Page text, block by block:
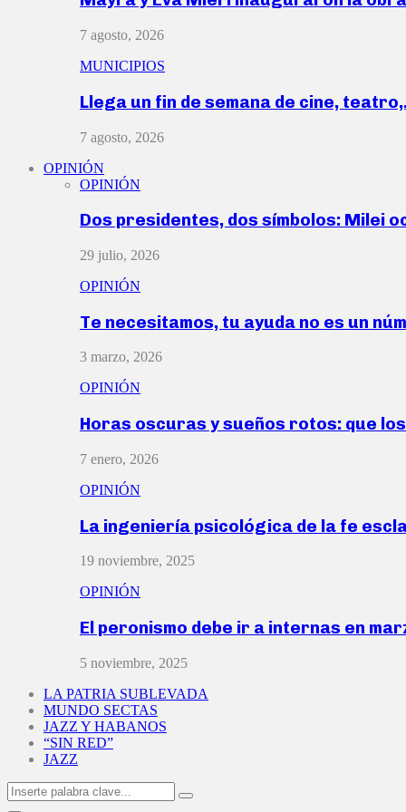
7 agosto, 2026
MUNICIPIOS
Llega un fin de semana de cine,
7 agosto, 2026
OPINIÓN
OPINIÓN
Dos presidentes, dos símbolos: Milei
29 julio, 2026
OPINIÓN
Te necesitamos, tu ayuda no es un
3 marzo, 2026
OPINIÓN
Horas oscuras y sueños rotos: que
7 enero, 2026
OPINIÓN
La ingeniería psicológica de la fe
19 noviembre, 2025
OPINIÓN
El peronismo debe ir a internas en
5 noviembre, 2025
LA PATRIA SUBLEVADA
MUNDO SECTAS
JAZZ Y HABANOS
“SIN RED”
JAZZ
Search
for:
Search